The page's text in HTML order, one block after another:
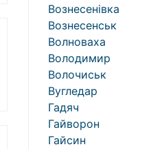
Вознесенівка
Вознесенськ
Волноваха
Володимир
Волочиськ
Вугледар
Гадяч
Гайворон
Гайсин